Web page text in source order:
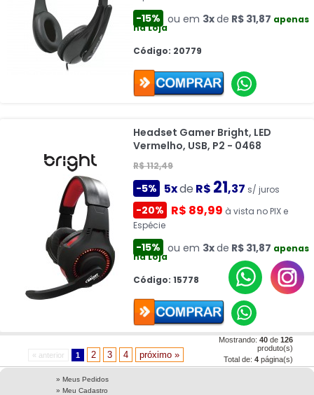
-15% ou em 3xde R$ 31,87 apenas
na Loja
Código: 20779
Headset Gamer Bright, LED
Vermelho, USB, P2 - 0468
R$ 112,49
-5% 5xde R$ 21,37 s/ juros
-20% R$ 89,99 à vista no PIX e
Espécie
-15% ou em 3xde R$ 31,87 apenas
na Loja
Código: 15778
« anterior 1 2 3 4 próximo »
Mostrando: 40 de 126
produto(s)
Total de: 4 página(s)
» Meus Pedidos
» Meu Cadastro